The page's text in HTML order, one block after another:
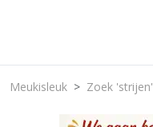
Meukisleuk Zoek 'strijen'